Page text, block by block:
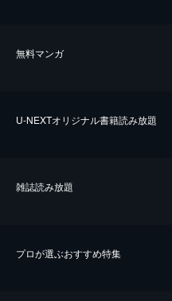
無料マンガ
U-NEXTオリジナル書籍読み放題
雑誌読み放題
プロが選ぶおすすめ特集